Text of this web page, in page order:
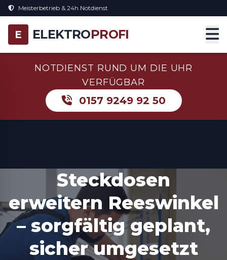
Meisterbetrieb & 24h Notdienst
E ELEKTROPROFI
NOTDIENST RUND UM DIE UHR
VERFÜGBAR
0157 9249 92 50
Steckdosen
erweitern Reeswinkel
– sorgfältig geplant,
sicher umgesetzt